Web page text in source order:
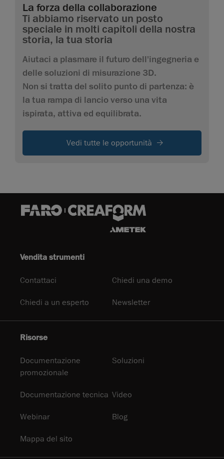
La forza della collaborazione
Ti abbiamo riservato un posto
speciale in molti capitoli della nostra
storia, la tua storia
Aiutaci a plasmare il futuro dell'ingegneria e
delle soluzioni di misurazione 3D.
Non si tratta del solito punto di partenza: è
la tua rampa di lancio verso una vita
ispirata, attiva ed equilibrata.
Vedi tutte le opportunità
Vendita strumenti
Contattaci Chiedi una demo
Chiedi a un esperto Newsletter
Risorse
Documentazione
promozionale
Soluzioni
Documentazione tecnica Video
Webinar Blog
Mappa del sito